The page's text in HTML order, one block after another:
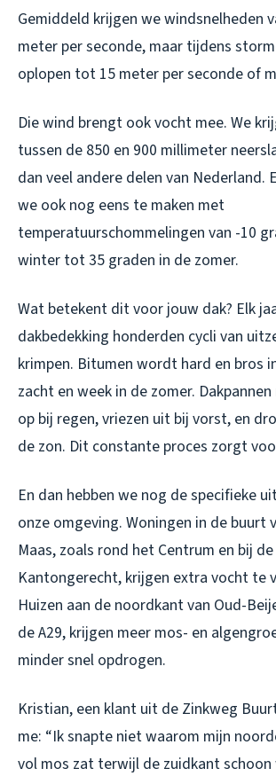
Gemiddeld krijgen we windsnelheden
meter per seconde, maar tijdens
oplopen tot 15 meter per seconde of
Die wind brengt ook vocht mee. We
tussen de 850 en 900 millimeter
dan veel andere delen van Nederland.
we ook nog eens te maken met
temperatuurschommelingen van -10
winter tot 35 graden in de zomer.
Wat betekent dit voor jouw dak? Elk
dakbedekking honderden cycli van
krimpen. Bitumen wordt hard en bros
zacht en week in de zomer.
op bij regen, vriezen uit bij vorst, en
de zon. Dit constante proces zorgt
En dan hebben we nog de specifieke
onze omgeving. Woningen in de buurt
Maas, zoals rond het Centrum en bij
Kantongerecht, krijgen extra vocht te
Huizen aan de noordkant van Oud-
de A29, krijgen meer mos- en
minder snel opdrogen.
Kristian, een klant uit de Zinkweg
me: “Ik snapte niet waarom mijn
vol mos zat terwijl de zuidkant schoon